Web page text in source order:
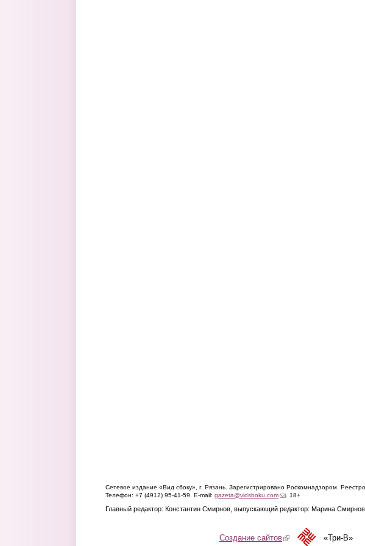
Сетевое издание «Вид сбоку», г. Рязань. Зарегистрировано Роскомнадзором.
Телефон: +7 (4912) 95-41-59. E-mail: gazeta@vidsboku.com(link sends e-mail)
. 18+
Главный редактор: Константин Смирнов, выпускающий редактор: Марина
Создание сайтов(link is external)«Три-В»